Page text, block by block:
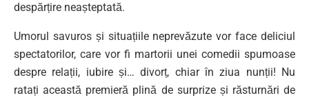
despărțire neașteptată.
Umorul savuros și situațiile neprevăzute vor face deliciul
spectatorilor, care vor fi martorii unei comedii spumoase
despre relații, iubire și… divorț, chiar în ziua nunții! Nu
ratați această premieră plină de surprize și răsturnări de